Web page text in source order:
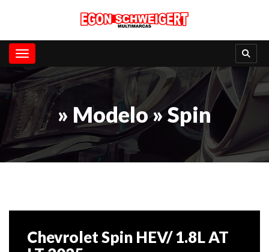
Toggle navigation
» Modelo » Spin
Chevrolet Spin HEV/ 1.8L AT